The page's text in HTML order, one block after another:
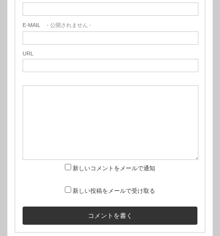
E-MAIL - 公開されません -
URL
新しいコメントをメールで通知
新しい投稿をメールで受け取る